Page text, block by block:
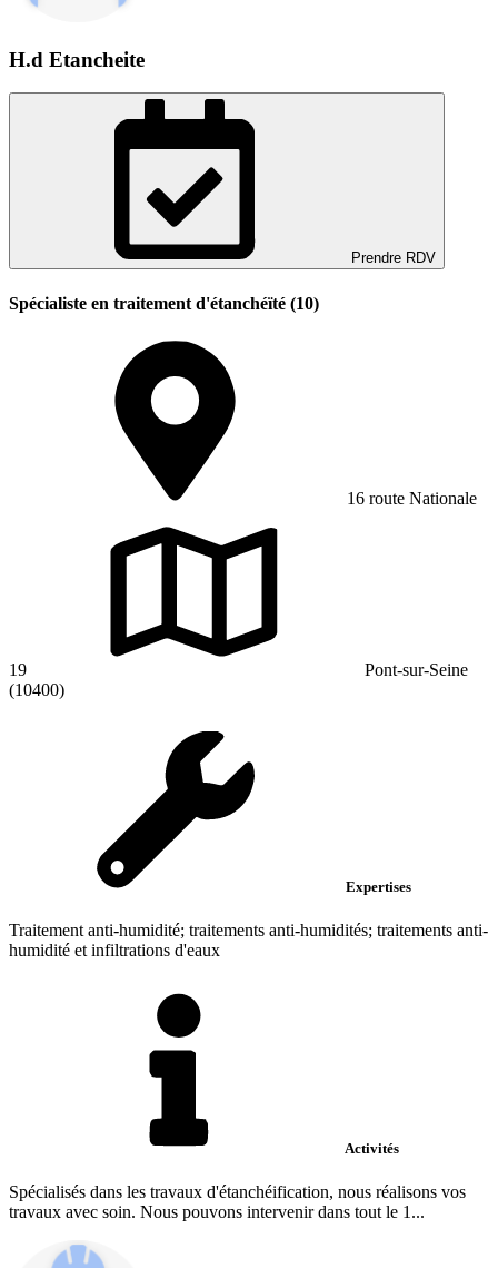
H.d Etancheite
Prendre RDV
Spécialiste en traitement d'étanchéïté (10)
16 route Nationale
19
Pont-sur-Seine
(10400)
Expertises
Traitement anti-humidité; traitements anti-humidités; traitements anti-
humidité et infiltrations d'eaux
Activités
Spécialisés dans les travaux d'étanchéification, nous réalisons vos
travaux avec soin. Nous pouvons intervenir dans tout le 1...